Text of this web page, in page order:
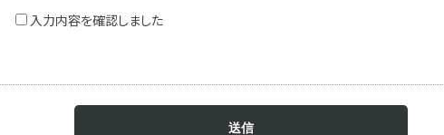
入力内容を確認しました